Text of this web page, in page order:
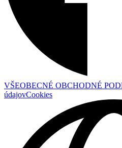
VŠEOBECNÉ OBCHODNÉ
údajovCookies